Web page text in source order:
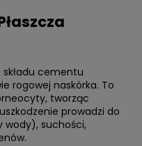
cementu
rogowej naskórka. To
tworząc
prowadzi do
wody), suchości,